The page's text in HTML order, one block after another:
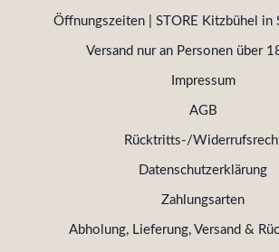
Öffnungszeiten | STORE Kitzbühel in
Versand nur an Personen über
Impressum
AGB
Rücktritts-/
Datenschutzerklärung
Zahlungsarten
Abholung, Lieferung, Versand &